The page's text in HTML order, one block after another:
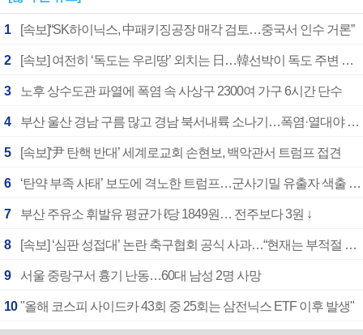
1 [속보]“SK하이닉스, 中패키징공장 매각 검토…중국서 인수 거론”
2 [속보] 여전히 ‘독도는 우리땅’ 외치는 日…韓선박이 독도 주변 해양조사 활동하자 반발
3 노후 상수도관 파열에 폭염 속 사상구 2300여 가구 6시간 단수
4 부산 울산 경남 구름 많고 경남 북서내륙 소나기…폭염·열대야 계속
5 [속보]‘尹 탄핵 반대’ 세계로교회 손현보, 백악관서 트럼프 접견
6 ‘탄약 부족 사태’ 보도에 격노한 트럼프…군사기밀 유출자 색출 지시
7 부산 주유소 휘발유 평균가 ℓ당 1849원… 전주보다 3원 ↓
8 [속보] ‘심판 성접대’ 논란 축구협회 공식 사과…“현재는 부적절 행위 없어”
9 서울 중랑구서 흉기 난동…60대 남성 2명 사망
10 "올해 코스피 사이드카 43회 중 25회는 삼전닉스 ETF 이후 발생"